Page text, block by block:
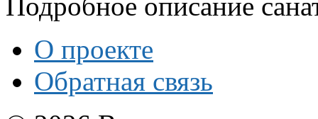
О проекте
Обратная связь